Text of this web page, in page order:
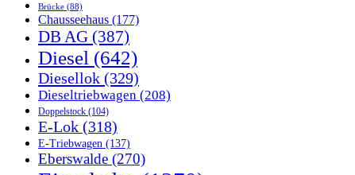
Brücke (88)
Chausseehaus (177)
DB AG (387)
Diesel (642)
Diesellok (329)
Dieseltriebwagen (208)
Doppelstock (104)
E-Lok (318)
E-Triebwagen (137)
Eberswalde (270)